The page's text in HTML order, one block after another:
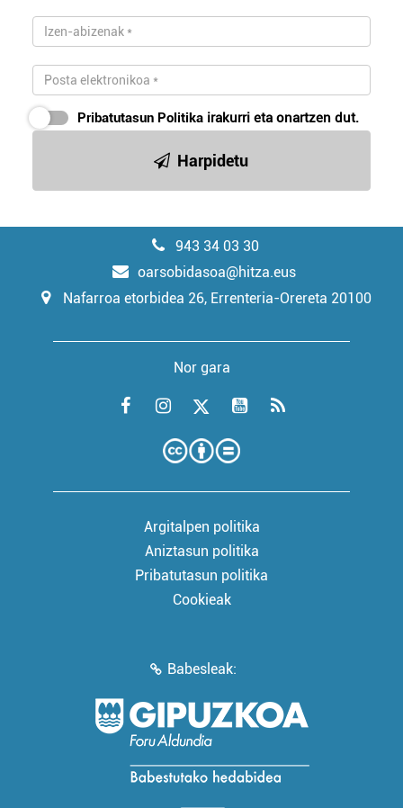
Pribatutasun Politika irakurri eta onartzen dut.
Harpidetu
943 34 03 30
oarsobidasoa@hitza.eus
Nafarroa etorbidea 26, Errenteria-Orereta 20100
Nor gara
Argitalpen politika
Aniztasun politika
Pribatutasun politika
Cookieak
Babesleak: